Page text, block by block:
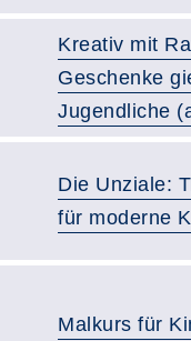
Kreativ mit
Geschenke
Jugendliche
Die Unziale:
für moderne
Malkurs für